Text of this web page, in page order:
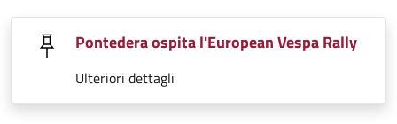
Pontedera ospita l'European Vespa Rally
Ulteriori dettagli